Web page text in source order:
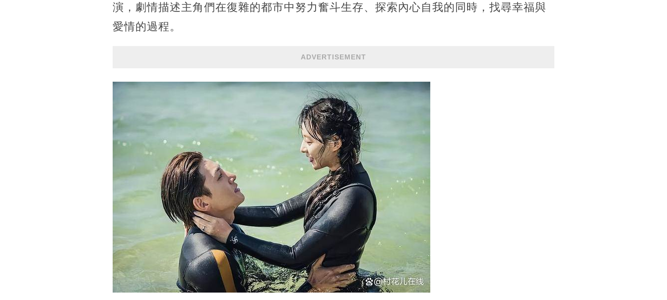
演，劇情描述主角們在復雜的都市中努力奮斗生存、探索內心自我的同時，找尋幸福與
愛情的過程。
ADVERTISEMENT